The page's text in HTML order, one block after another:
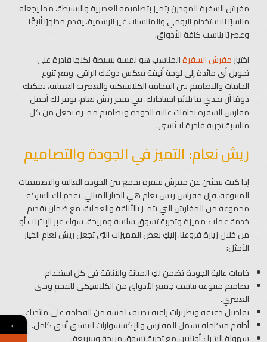
مفرش السفرة المودرن يتميز بتصاميمه العصرية والبسيطة، مما يجعله
مناسبًا للاستخدام اليومي والمناسبات غير الرسمية. يقدم مظهرًا أنيقًا
وعصريًا يناسب كافة الأذواق.
اختيارمفرش السفرةالمناسب هو لمسة بسيطة لكنها قادرة على
تحويل أي مائدة إلى لوحة أنيقة تعكس ذوقك الراقي. ومع تنوع
الخامات والتصاميم بين الفخامة الكلاسيكية والعصرية العملية، يمكنك
دومًا أن تجدي ما يلائم احتياجاتك. في متجر ريش نعام، نوفر لكِ أجمل
مفارش السفرة بخامات عالية الجودة وتصاميم مميزة تجعل من كل
مناسبة تجربة فاخرة لا تُنسى.
ريش نعام: التميز في الجودة والتصاميم
إذا كنتِ تبحثين عن مفرش سفرة يجمع بين الجودة العالية والتصميمات
المتنوعة، فإن مفراش ريش نعام هي الخيار المثالي. تقدم لكِ الشركة
مجموعة من المفارش التي تتميز بالأناقة والعملية، مع ضمان تقديم
خدمة عملاء مميزة وتجربة تسوق سلسة ومريحة، سواء عبر الإنترنت أو
من خلال زيارة فروعنا. إليكِ بعض المميزات التي تجعل ريش نعام الخيار
الأمثل:
خامات عالية الجودة تضمن لكِ المتانة والأناقة في كل استخدام.
تصاميم متنوعة تناسب جميع الأذواق من الكلاسيكي للفخم وحتى
العصري.
تفاصيل دقيقة وتطريزات راقية تضيف لمسة من الفخامة على مائدتك.
أطقم متكاملة تشمل المفارش والإكسسوارات لتنسيق أنيق كامل.
سهولة الشراء أونلاين مع تجربة تسوق مريحة وسريعة.
←